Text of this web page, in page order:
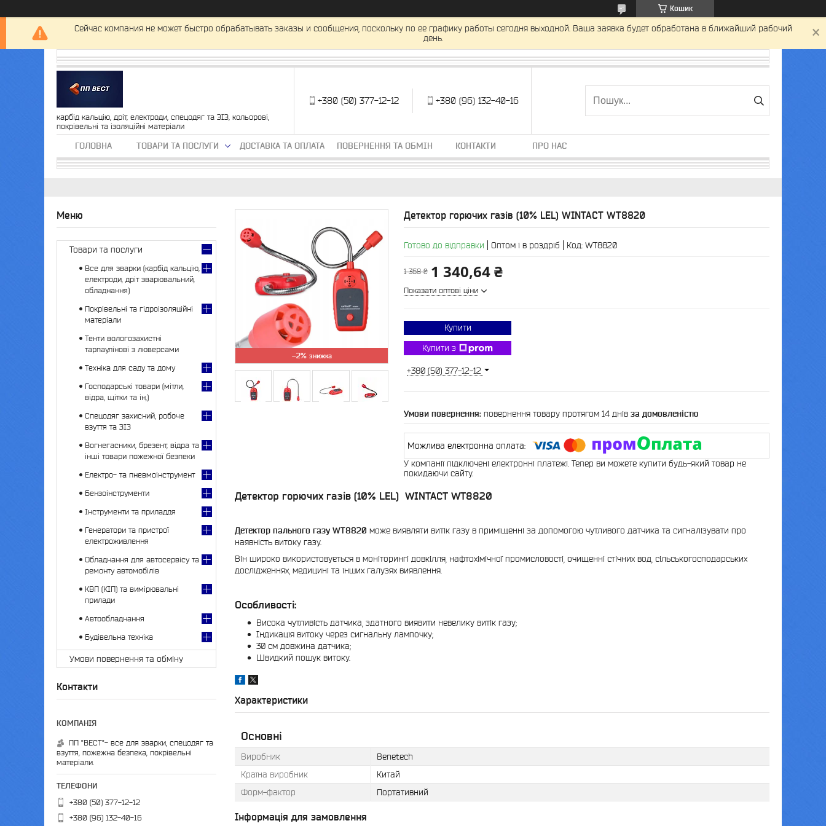
Кошик
Сейчас компания не может быстро обрабатывать заказы и сообщения, поскольку по ее графику работы сегодня выходной. Ваша заявка будет обработана в ближайший рабочий
день.
карбід кальцію, дріт, електроди, спецодяг та ЗІЗ, кольорові,
покрівельні та ізоляційні матеріали
+380 (50) 377-12-12 +380 (96) 132-40-16
ГОЛОВНА ТОВАРИ ТА ПОСЛУГИ ДОСТАВКА ТА ОПЛАТА ПОВЕРНЕННЯ ТА ОБМІН КОНТАКТИ ПРО НАС
–2%
Детектор горючих газів (10% LEL) WINTACT WT8820
Готово до відправки Оптом і в роздріб Код: WT8820
1 368 ₴ 1 340,64 ₴
Показати оптові ціни
Купити
Купити з
+380 (50) 377-12-12
повернення товару протягом 14 днів за домовленістю
У компанії підключені електронні платежі. Тепер ви можете купити будь-який товар не
покидаючи сайту.
Детектор горючих газів (10% LEL) WINTACT WT8820
Детектор пального газу WT8820 може виявляти витік газу в приміщенні за допомогою чутливого датчика та сигналізувати про
наявність витоку газу.
Він широко використовується в моніторингі довкілля, нафтохімічної промисловості, очищенні стічних вод, сільськогосподарських
дослідженнях, медицині та інших галузях виявлення.
Особливості:
Висока чутливість датчика, здатного виявити невелику витік газу;
Індикація витоку через сигнальну лампочку;
30 см довжина датчика;
Швидкий пошук витоку.
Характеристики
Основні
Виробник
Benetech
Країна виробник
Китай
Форм-фактор
Портативний
Інформація для замовлення
Товари та послуги
Все для зварки (карбід кальцію,
електроди, дріт зварювальний,
обладнання)
Покрівельні та гідроізоляційні
матеріали
Тенти вологозахистні
тарпаулінові з люверсами
Техніка для саду та дому
Господарські товари (мітли,
відра, щітки та ін,)
Спецодяг захисний, робоче
взуття та ЗІЗ
Вогнегасники, брезент, відра та
інші товари пожежної безпеки
Електро- та пневмоінструмент
Бензоінструменти
Інструменти та приладдя
Генератори та пристрої
електроживлення
Обладнання для автосервісу та
ремонту автомобілів
КВП (КІП) та вимірювальні
прилади
Автообладнання
Будівельна техніка
Умови повернення та обміну
Контакти
ПП "ВЕСТ"- все для зварки, спецодяг та
взуття, пожежна безпека, покрівельні
матеріали.
+380 (50) 377-12-12
+380 (96) 132-40-16